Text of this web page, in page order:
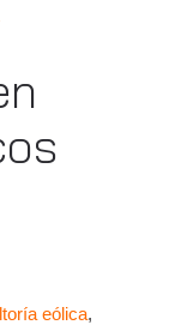
eólica,